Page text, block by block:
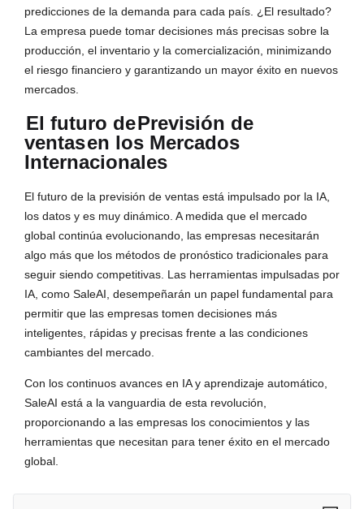
predicciones de la demanda para cada país. ¿El resultado?
La empresa puede tomar decisiones más precisas sobre la
producción, el inventario y la comercialización, minimizando
el riesgo financiero y garantizando un mayor éxito en nuevos
mercados.
El futuro dePrevisión de
ventasen los Mercados
Internacionales
El futuro de la previsión de ventas está impulsado por la IA,
los datos y es muy dinámico. A medida que el mercado
global continúa evolucionando, las empresas necesitarán
algo más que los métodos de pronóstico tradicionales para
seguir siendo competitivas. Las herramientas impulsadas por
IA, como SaleAI, desempeñarán un papel fundamental para
permitir que las empresas tomen decisiones más
inteligentes, rápidas y precisas frente a las condiciones
cambiantes del mercado.
Con los continuos avances en IA y aprendizaje automático,
SaleAI está a la vanguardia de esta revolución,
proporcionando a las empresas los conocimientos y las
herramientas que necesitan para tener éxito en el mercado
global.